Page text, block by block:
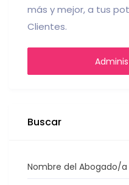
más y mejor, a tus
Clientes.
Buscar
Nombre del Abogado/a